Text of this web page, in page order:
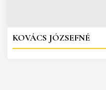
KOVÁCS JÓZSEFNÉ